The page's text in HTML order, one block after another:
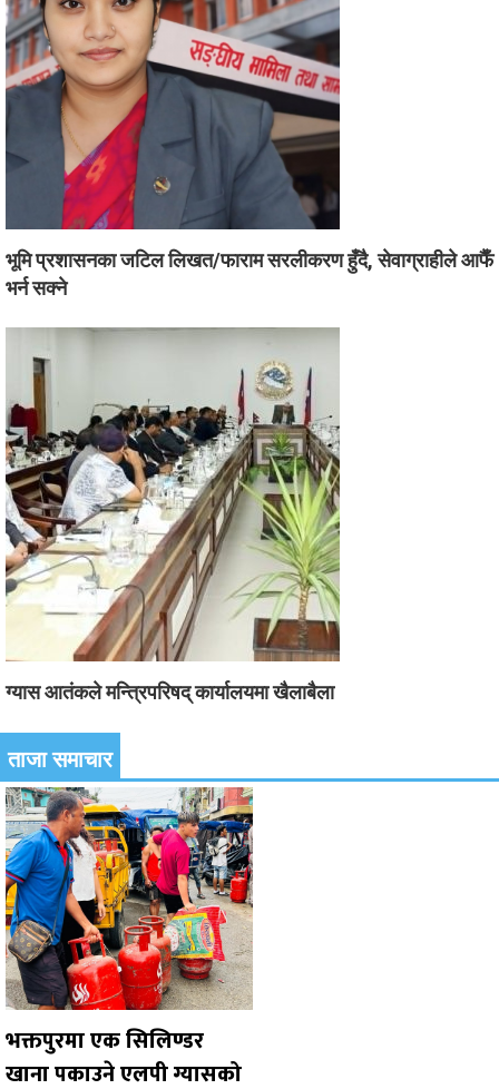
भूमि प्रशासनका जटिल लिखत/फाराम सरलीकरण हुँदै, सेवाग्राहीले आफैँ
भर्न सक्ने
ग्यास आतंकले मन्त्रिपरिषद् कार्यालयमा खैलाबैला
ताजा समाचार
भक्तपुरमा एक सिलिण्डर
खाना पकाउने एलपी ग्यासको